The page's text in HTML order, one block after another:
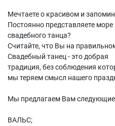
Мечтаете о красивом и
Постоянно представляете
свадебного танца?
Считайте, что Вы на
Свадебный танец - это добрая
традиция, без соблюдения
мы теряем смысл нашего
Мы предлагаем Вам
ВАЛЬС;